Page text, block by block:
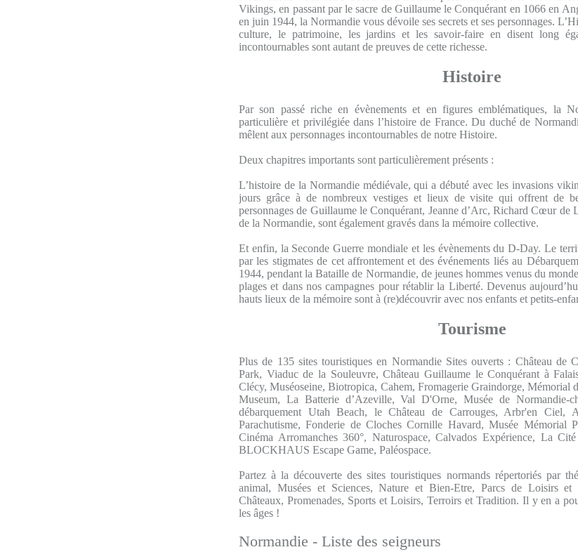
Vikings, en passant par le sacre de Guillaume le Conquérant en 1066 en
en juin 1944, la Normandie vous dévoile ses secrets et ses personnages.
culture, le patrimoine, les jardins et les savoir-faire en disent long
incontournables sont autant de preuves de cette richesse.
Histoire
Par son passé riche en évènements et en figures emblématiques, la
particulière et privilégiée dans l’histoire de France. Du duché de
mêlent aux personnages incontournables de notre Histoire.
Deux chapitres importants sont particulièrement présents :
L’histoire de la Normandie médiévale, qui a débuté avec les invasions
jours grâce à de nombreux vestiges et lieux de visite qui offrent de
personnages de Guillaume le Conquérant, Jeanne d’Arc, Richard Cœur de
de la Normandie, sont également gravés dans la mémoire collective.
Et enfin, la Seconde Guerre mondiale et les évènements du D-Day. Le
par les stigmates de cet affrontement et des événements liés au
1944, pendant la Bataille de Normandie, de jeunes hommes venus du
plages et dans nos campagnes pour rétablir la Liberté. Devenus
hauts lieux de la mémoire sont à (re)découvrir avec nos enfants et petits-
Tourisme
Plus de 135 sites touristiques en Normandie Sites ouverts : Château de
Park, Viaduc de la Souleuvre, Château Guillaume le Conquérant à
Clécy, Muséoseine, Biotropica, Cahem, Fromagerie Graindorge, Mémorial
Museum, La Batterie d’Azeville, Val D'Orne, Musée de Normandie-
débarquement Utah Beach, le Château de Carrouges, Arbr'en
Parachutisme, Fonderie de Cloches Cornille Havard, Musée Mémorial
Cinéma Arromanches 360°, Naturospace, Calvados Expérience, La
BLOCKHAUS Escape Game, Paléospace.
Partez à la découverte des sites touristiques normands répertoriés par
animal, Musées et Sciences, Nature et Bien-Etre, Parcs de Loisirs et
Châteaux, Promenades, Sports et Loisirs, Terroirs et Tradition. Il y en a
les âges !
Normandie - Liste des seigneurs